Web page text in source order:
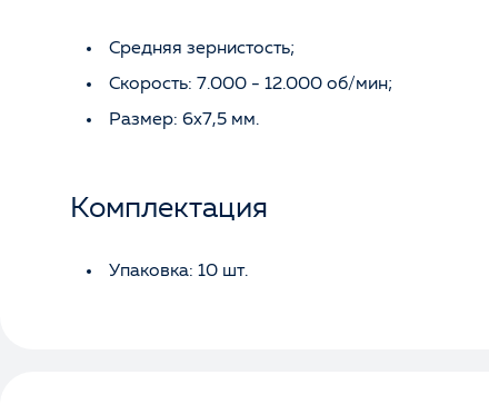
Средняя зернистость;
Скорость: 7.000 - 12.000 об/мин;
Размер: 6х7,5 мм.
Комплектация
Упаковка: 10 шт.